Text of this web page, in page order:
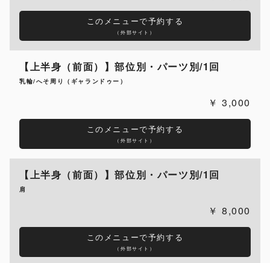
このメニューで予約する
（外部サイト）
【上半身（前面）】部位別・パーツ別/1回
乳輪/へそ周り（ギャランドゥー）
3,000
このメニューで予約する
（外部サイト）
【上半身（前面）】部位別・パーツ別/1回
肩
8,000
このメニューで予約する
（外部サイト）